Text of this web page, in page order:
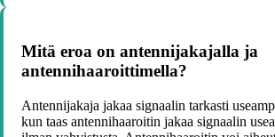
Mitä eroa on antennijakajalla ja
antennihaaroittimella?
Antennijakaja jakaa signaalin tarkasti
kun taas antennihaaroitin jakaa signaalin